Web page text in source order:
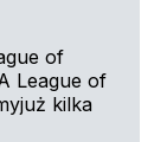
of
League of
kilka